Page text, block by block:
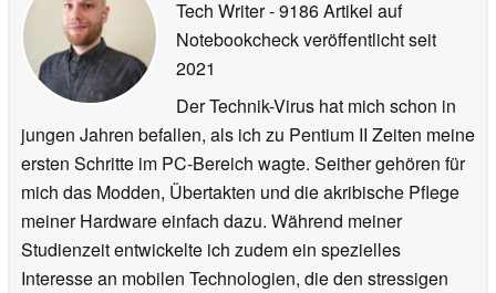
Tech Writer- 9186 Artikel auf
Notebookcheck veröffentlichtseit
2021
Der Technik-Virus hat mich schon in
jungen Jahren befallen, als ich zu Pentium II Zeiten meine
ersten Schritte im PC-Bereich wagte. Seither gehören für
mich das Modden, Übertakten und die akribische Pflege
meiner Hardware einfach dazu. Während meiner
Studienzeit entwickelte ich zudem ein spezielles
Interesse an mobilen Technologien, die den stressigen